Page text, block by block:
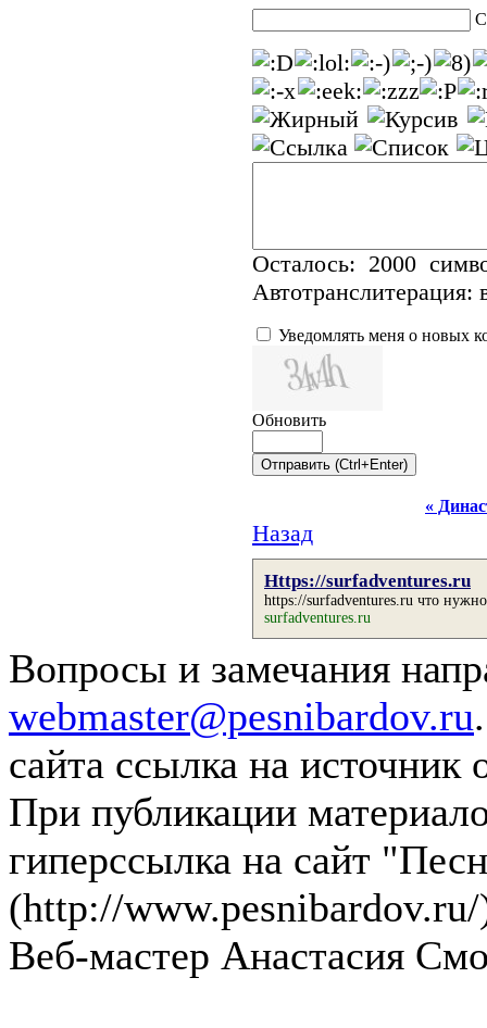
Осталось: 2000
Автотранслитерация:
Уведомлять меня о новых
Обновить
«
Назад
Https://surfadventures.ru
https://surfadventures.ru что
surfadventures.ru
Вопросы и замечания
webmaster@pesnibardov.ru
сайта ссылка на источник
При публикации
гиперссылка на сайт
(http://
Веб-мастер Анастасия